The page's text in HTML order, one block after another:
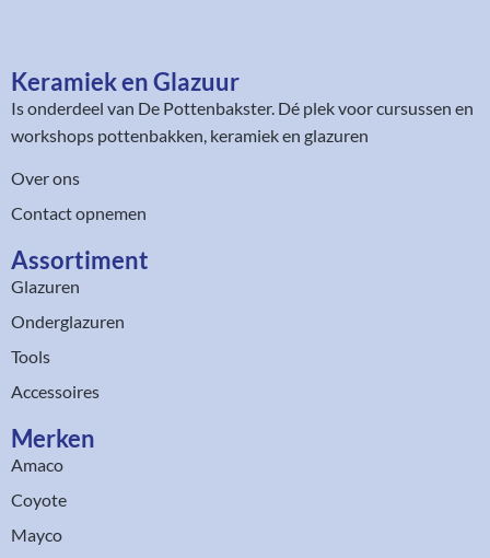
Keramiek en Glazuur​
Is onderdeel van De Pottenbakster. Dé plek voor cursussen en
workshops pottenbakken, keramiek en glazuren
Over ons
Contact opnemen
Assortiment​
Glazuren
Onderglazuren
Tools
Accessoires
Merken
Amaco
Coyote
Mayco